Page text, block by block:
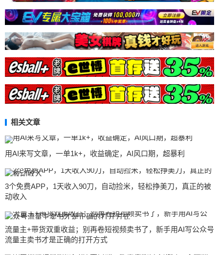
相关文章
用AI来写文章，一单1k+，收益确定，AI风口期，超暴利
3个免费APP，1天收入90刀，自动捡米，轻松挣美刀，真正的被
动收入
流量主+带货双重收益；别再卷短视频卖书了，新手用AI写公众号
流量主卖书才是正确的打开方式